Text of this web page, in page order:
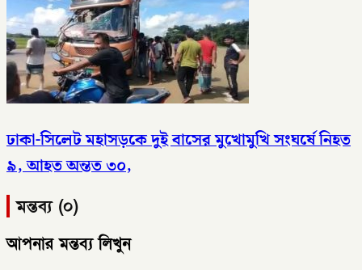
ঢাকা-সিলেট মহাসড়কে দুই বাসের মুখোমুখি সংঘর্ষে নিহত
৯, আহত অন্তত ৩০,
মন্তব্য (০)
আপনার মন্তব্য লিখুন